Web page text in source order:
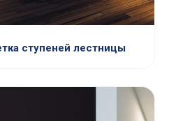
ступеней лестницы